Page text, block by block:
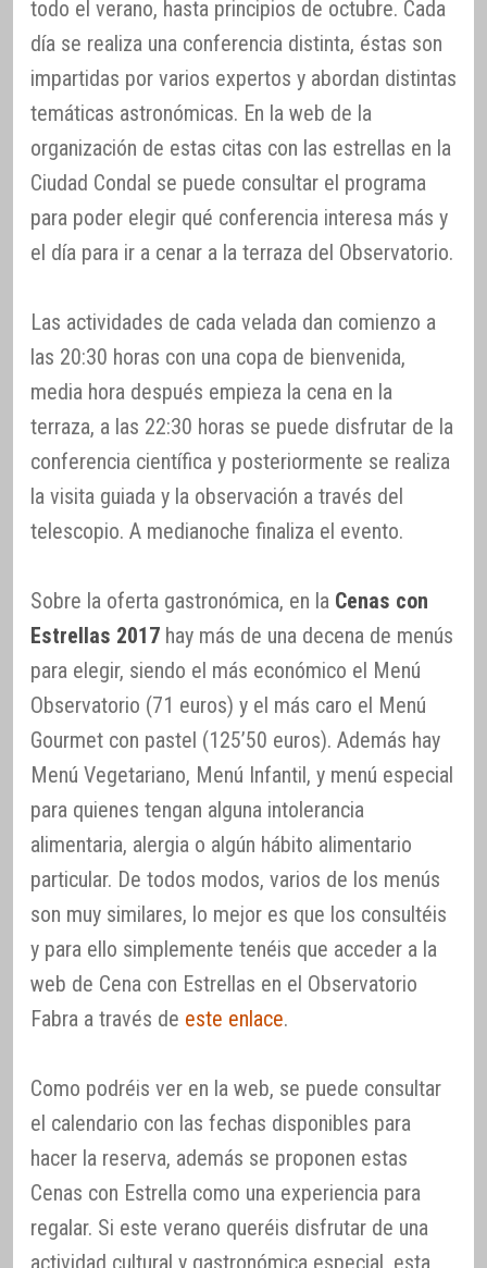
todo el verano, hasta principios de octubre. Cada
día se realiza una conferencia distinta, éstas son
impartidas por varios expertos y abordan distintas
temáticas astronómicas. En la web de la
organización de estas citas con las estrellas en la
Ciudad Condal se puede consultar el programa
para poder elegir qué conferencia interesa más y
el día para ir a cenar a la terraza del Observatorio.
Las actividades de cada velada dan comienzo a
las 20:30 horas con una copa de bienvenida,
media hora después empieza la cena en la
terraza, a las 22:30 horas se puede disfrutar de la
conferencia científica y posteriormente se realiza
la visita guiada y la observación a través del
telescopio. A medianoche finaliza el evento.
Sobre la oferta gastronómica, en la Cenas con
Estrellas 2017 hay más de una decena de menús
para elegir, siendo el más económico el Menú
Observatorio (71 euros) y el más caro el Menú
Gourmet con pastel (125’50 euros). Además hay
Menú Vegetariano, Menú Infantil, y menú especial
para quienes tengan alguna intolerancia
alimentaria, alergia o algún hábito alimentario
particular. De todos modos, varios de los menús
son muy similares, lo mejor es que los consultéis
y para ello simplemente tenéis que acceder a la
web de Cena con Estrellas en el Observatorio
Fabra a través de este enlace.
Como podréis ver en la web, se puede consultar
el calendario con las fechas disponibles para
hacer la reserva, además se proponen estas
Cenas con Estrella como una experiencia para
regalar. Si este verano queréis disfrutar de una